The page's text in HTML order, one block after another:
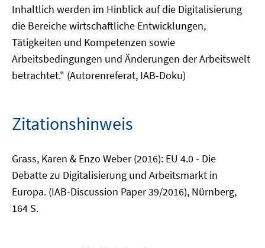
Inhaltlich werden im Hinblick auf die Digitalisierung
die Bereiche wirtschaftliche Entwicklungen,
Tätigkeiten und Kompetenzen sowie
Arbeitsbedingungen und Änderungen der Arbeitswelt
betrachtet." (Autorenreferat, IAB-Doku)
Zitationshinweis
Grass, Karen & Enzo Weber (2016): EU 4.0 - Die
Debatte zu Digitalisierung und Arbeitsmarkt in
Europa. (IAB-Discussion Paper 39/2016), Nürnberg,
164 S.